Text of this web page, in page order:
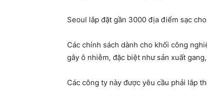
Seoul lắp đặt gần 3000 địa điểm sạc
Các chính sách dành cho khối công
gây ô nhiễm, đặc biệt như sản xuất
Các công ty này được yêu cầu phải lắp